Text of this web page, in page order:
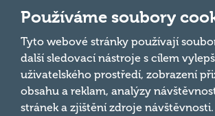
602 00 Brno, IČ:
03980138, DIČ:
CZ03980138 je vedena
pod spisovou značkou
a oddílem 90428 C u
Krajského soudu v
Brně.
Používáme soubory
Tyto webové stránky používají
další sledovací nástroje s cílem
uživatelského prostředí, zobrazení
obsahu a reklam, analýzy
stránek a zjištění zdroje návštěvnosti.